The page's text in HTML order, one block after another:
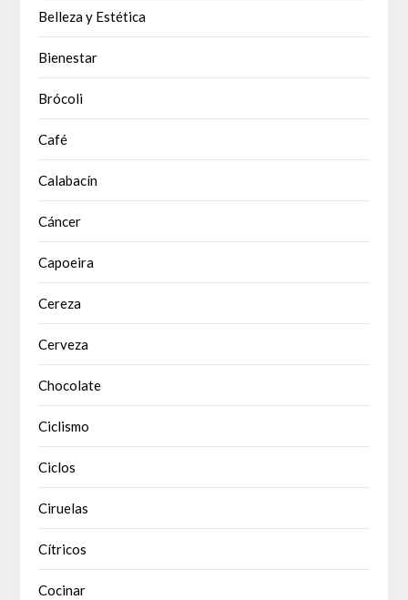
Belleza y Estética
Bienestar
Brócoli
Café
Calabacín
Cáncer
Capoeira
Cereza
Cerveza
Chocolate
Ciclismo
Ciclos
Ciruelas
Cítricos
Cocinar